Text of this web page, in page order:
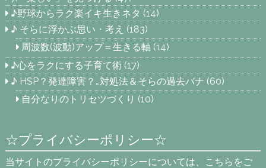
♪野球からラク楽イキ生きネタ (14)
♪ そらに浮かぶ思い・考え (183)
周波数(波動)アップ＝生きる軸 (14)
♪心をラクにする子育て術 (17)
♪ HSP？発達障害？…対処法＆そらの過去バナ (60)
自分なりのトリセツづくり (10)
☆プライバシーポリシー☆
当サイトのプライバシーポリシーについては、こちらをご